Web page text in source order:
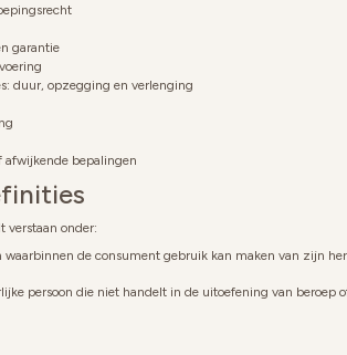
garantie
duur, opzegging en verlenging
afwijkende bepalingen
verstaan onder:
waarbinnen de consument gebruik kan maken van zijn
persoon die niet handelt in de uitoefening van beroep